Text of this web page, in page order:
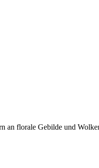
an florale Gebilde und
Pfalz.